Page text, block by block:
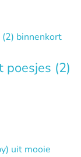
poesjes (2)
uit mooie